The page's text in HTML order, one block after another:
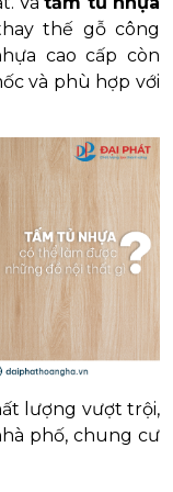
thế gỗ công
cao cấp còn
và phù hợp với
lượng vượt trội,
phố, chung cư